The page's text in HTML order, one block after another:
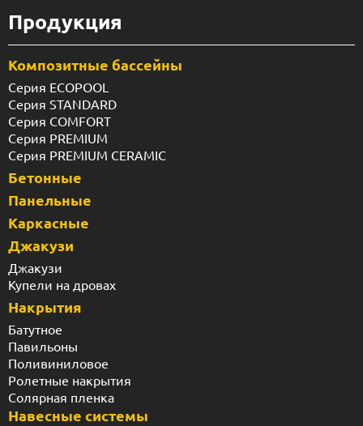
Продукция
Композитные бассейны
Серия ECOPOOL
Серия STANDARD
Серия COMFORT
Серия PREMIUM
Серия PREMIUM CERAMIC
Бетонные
Панельные
Каркасные
Джакузи
Джакузи
Купели на дровах
Накрытия
Батутное
Павильоны
Поливиниловое
Ролетные накрытия
Солярная пленка
Навесные системы